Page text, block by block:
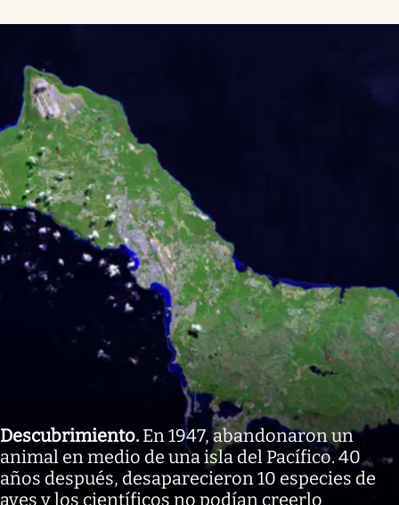
Descubrimiento. En 1947, abandonaron un
animal en medio de una isla del Pacífico. 40
años después, desaparecieron 10 especies de
aves y los científicos no podían creerlo